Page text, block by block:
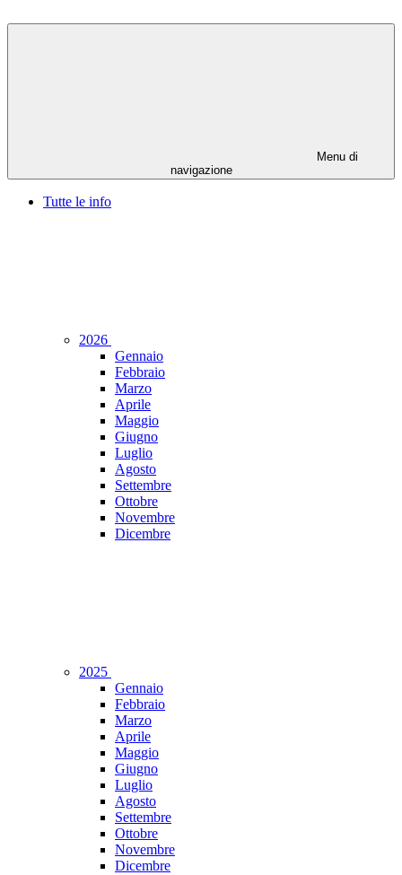
Menu di
navigazione
Tutte le info
2026
Gennaio
Febbraio
Marzo
Aprile
Maggio
Giugno
Luglio
Agosto
Settembre
Ottobre
Novembre
Dicembre
2025
Gennaio
Febbraio
Marzo
Aprile
Maggio
Giugno
Luglio
Agosto
Settembre
Ottobre
Novembre
Dicembre